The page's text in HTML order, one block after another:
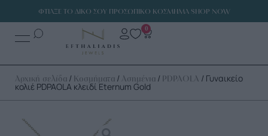
ΦΤΙΑΞΕ ΤΟ ΔΙΚΟ ΣΟΥ ΠΡΟΣΩΠΙΚΟ ΚΟΣΜΗΜΑ SHOP NOW
0
Αρχική σελίδα / Κοσμήματα / Ασημένια / PDPAOLA / Γυναικείο
κολιέ PDPAOLA κλειδί Eternum Gold